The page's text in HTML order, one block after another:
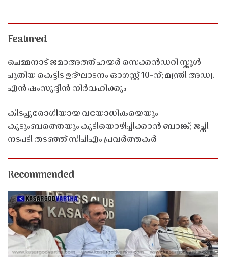
Featured
ചെമ്മനാട് ജമാഅത്ത് ഹയർ സെക്കൻഡറി സ്കൂൾ
പുതിയ കെട്ടിട ഉദ്ഘാടനം ഓഗസ്റ്റ് 10-ന്; മന്ത്രി അഡ്വ.
എൻ ഷംസുദ്ദീൻ നിർവഹിക്കും
കിടപ്പുരോഗിയായ വയോധികയെയും
കുടുംബത്തെയും കുടിയൊഴിപ്പിക്കാൻ ബാങ്ക്; ജപ്തി
നടപടി തടഞ്ഞ് സിപിഎം പ്രവർത്തകർ
Recommended